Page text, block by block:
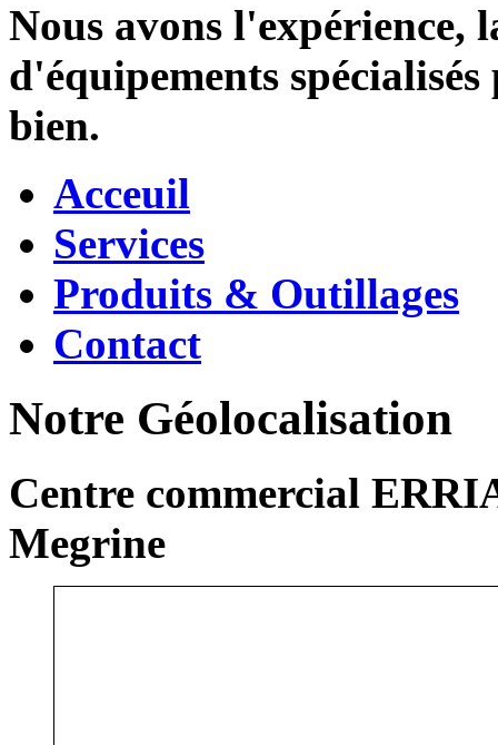
Nous avons l'expérience,
d'équipements
bien.
Acceuil
Services
Produits & Outillages
Contact
Notre Géolocalisation
Centre commercial
Megrine